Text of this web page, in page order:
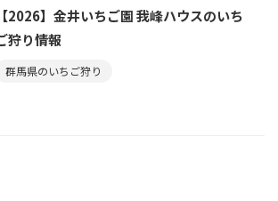
【2026】金井いちご園 我峰ハウスのいち
狩り情報
群馬県のいちご狩り